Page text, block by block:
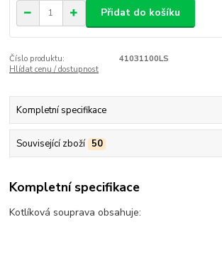
Přidat do košíku
Číslo produktu:
41031100LS
Hlídat cenu / dostupnost
Kompletní specifikace
Související zboží 50
Kompletní specifikace
Kotlíková souprava obsahuje: